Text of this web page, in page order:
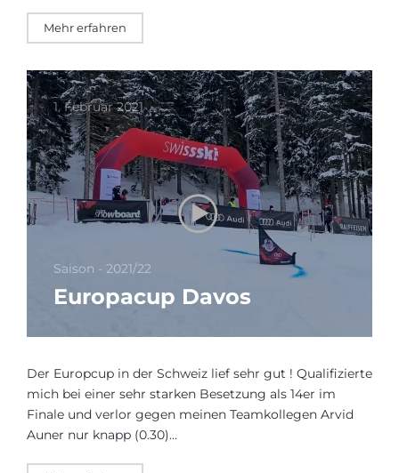
Mehr erfahren
1. Februar 2021
Saison - 2021/22
Europacup Davos
Der Europcup in der Schweiz lief sehr gut ! Qualifizierte
mich bei einer sehr starken Besetzung als 14er im
Finale und verlor gegen meinen Teamkollegen Arvid
Auner nur knapp (0.30)…